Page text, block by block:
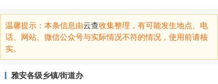
温馨提示：本条信息由云查收集整理，有可能发生地点、电
话、网站、微信公众号与实际情况不符的情况，使用前请核
实。
雅安各级乡镇/街道办